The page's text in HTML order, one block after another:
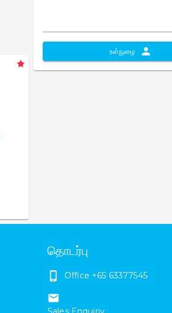
உள்நுழை
தொடர்பு
Office +65 63377545